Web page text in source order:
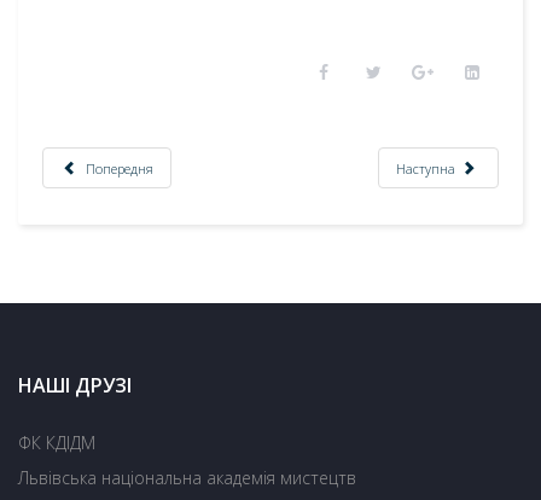
Попередня Наступна
НАШІ ДРУЗІ
ФК КДІДМ
Львівська національна академія мистецтв